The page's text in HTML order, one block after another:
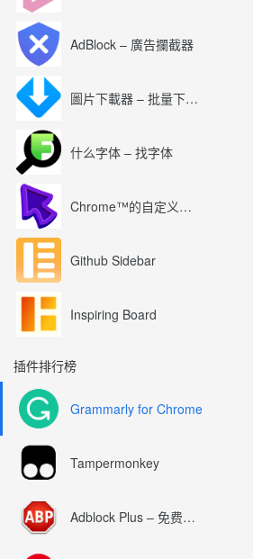
AdBlock – 廣告攔截器
圖片下載器 – 批量下載圖片
什么字体 – 找字体
Chrome™的自定义光标
Github Sidebar
Inspiring Board
插件排行榜
Grammarly for Chrome
Tampermonkey
Adblock Plus – 免费的广告拦截器